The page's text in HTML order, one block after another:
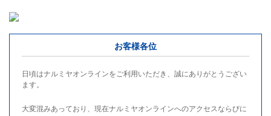
お客様各位
日頃はナルミヤオンラインをご利用いただき、誠にありがとうござい
ます。
大変混みあっており、現在ナルミヤオンラインへのアクセスならびに